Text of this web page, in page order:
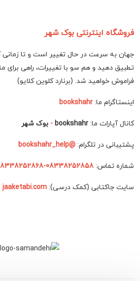
فروشگاه اینترنتی بوک شهر
جهان به سرعت در حال تغییر است و تا زمانی
تطبیق دهید و هم سو با تغییرات، راهی برای
فراموش خواهید شد. (برنارد کلوین کلایو)
اینستاگرام ما: bookshahr
کانال آپارات ما: bookshahr
- بوک شهر
پشتیبانی در تلگرام: @bookshahr_help
شماره تماس: 08338252858-08338252868
سایت جاکتابی (کمک درسی): jaaketabi.com